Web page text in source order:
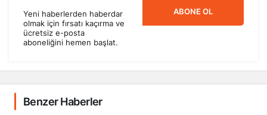
Yeni haberlerden haberdar
olmak için fırsatı kaçırma ve
ücretsiz e-posta
aboneliğini hemen başlat.
ABONE OL
Benzer Haberler